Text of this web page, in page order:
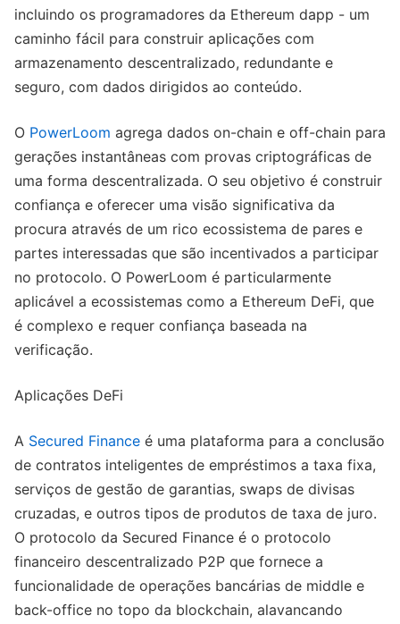
incluindo os programadores da Ethereum dapp - um
caminho fácil para construir aplicações com
armazenamento descentralizado, redundante e
seguro, com dados dirigidos ao conteúdo.
O PowerLoom agrega dados on-chain e off-chain para
gerações instantâneas com provas criptográficas de
uma forma descentralizada. O seu objetivo é construir
confiança e oferecer uma visão significativa da
procura através de um rico ecossistema de pares e
partes interessadas que são incentivados a participar
no protocolo. O PowerLoom é particularmente
aplicável a ecossistemas como a Ethereum DeFi, que
é complexo e requer confiança baseada na
verificação.
Aplicações DeFi
A Secured Finance é uma plataforma para a conclusão
de contratos inteligentes de empréstimos a taxa fixa,
serviços de gestão de garantias, swaps de divisas
cruzadas, e outros tipos de produtos de taxa de juro.
O protocolo da Secured Finance é o protocolo
financeiro descentralizado P2P que fornece a
funcionalidade de operações bancárias de middle e
back-office no topo da blockchain, alavancando